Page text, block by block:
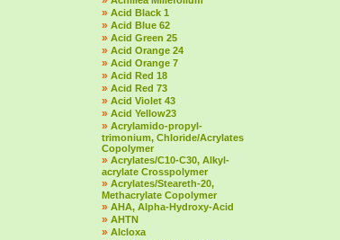
» Acid Black 1
» Acid Blue 62
» Acid Green 25
» Acid Orange 24
» Acid Orange 7
» Acid Red 18
» Acid Red 73
» Acid Violet 43
» Acid Yellow23
» Acrylamido-propyl-
trimonium, Chloride/Acrylates
Copolymer
» Acrylates/C10-C30, Alkyl-
acrylate Crosspolymer
» Acrylates/Steareth-20,
Methacrylate Copolymer
» AHA, Alpha-Hydroxy-Acid
» AHTN
» Alcloxa